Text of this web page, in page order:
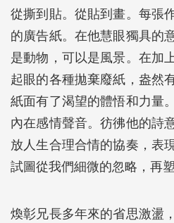
從撕到貼。從貼到畫。每張
的廣告紙。在他慧眼獨具的
是動物，可以是風景。在加
起眼的各種拋棄廢紙，盎然
紙面有了渴望的體悟和力量
內在感情聲音。彷彿他的詩
放人生合理合情的協奏，表
試圖從我們細微的忽略，再
煥彰兄長多年來的省思激盪